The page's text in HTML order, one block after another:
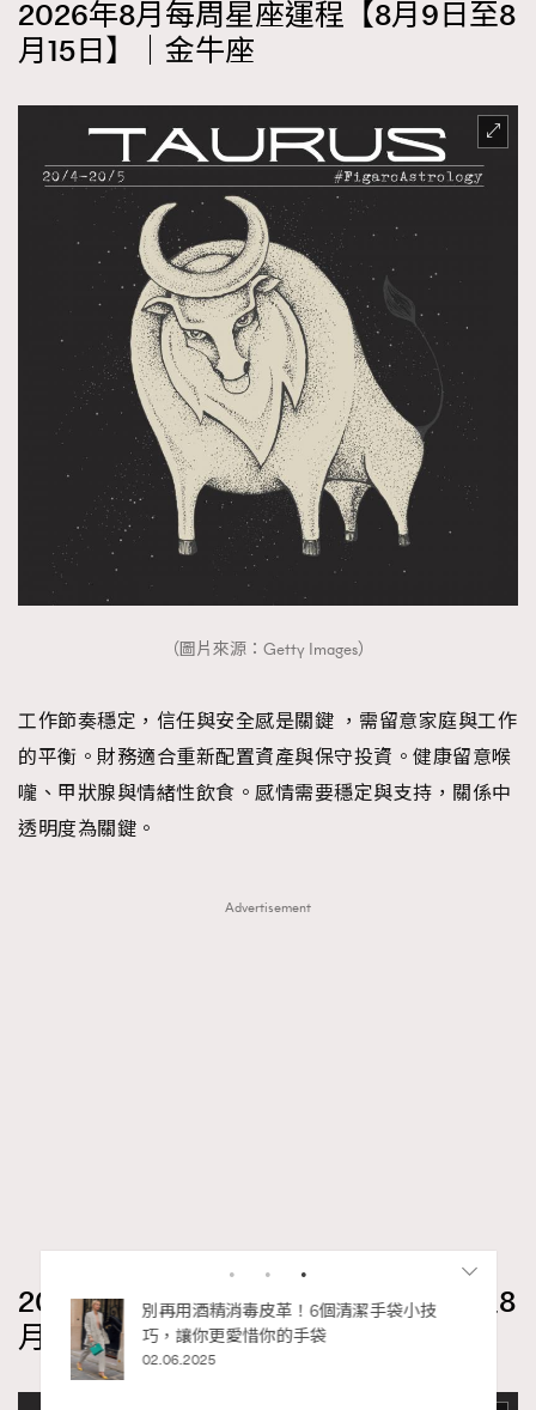
2026年8月每周星座運程【8月9日至8
月15日】｜金牛座
（圖片來源：Getty Images）
工作節奏穩定，信任與安全感是關鍵 ，需留意家庭與工作
的平衡。財務適合重新配置資產與保守投資。健康留意喉
嚨、甲狀腺與情緒性飲食。感情需要穩定與支持，關係中
透明度為關鍵。
Advertisement
2026年8月每周星座運程【8月9日至8
月15日】｜雙子座